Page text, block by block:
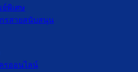
ย์พิเศษ
รสายสนับสนุน
รออนไลน์